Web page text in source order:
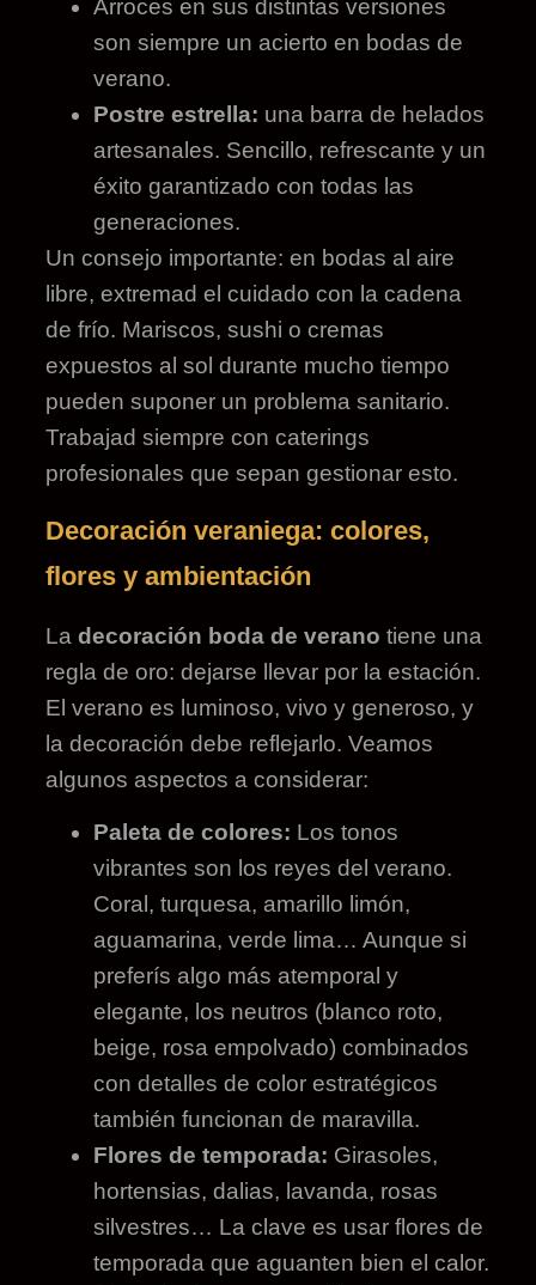
Arroces en sus distintas versiones
son siempre un acierto en bodas de
verano.
Postre estrella: una barra de helados
artesanales. Sencillo, refrescante y un
éxito garantizado con todas las
generaciones.
Un consejo importante: en bodas al aire
libre, extremad el cuidado con la cadena
de frío. Mariscos, sushi o cremas
expuestos al sol durante mucho tiempo
pueden suponer un problema sanitario.
Trabajad siempre con caterings
profesionales que sepan gestionar esto.
Decoración veraniega: colores,
flores y ambientación
Ladecoración boda de verano tiene una
regla de oro: dejarse llevar por la estación.
El verano es luminoso, vivo y generoso, y
la decoración debe reflejarlo. Veamos
algunos aspectos a considerar:
Paleta de colores: Los tonos
vibrantes son los reyes del verano.
Coral, turquesa, amarillo limón,
aguamarina, verde lima… Aunque si
preferís algo más atemporal y
elegante, los neutros (blanco roto,
beige, rosa empolvado) combinados
con detalles de color estratégicos
también funcionan de maravilla.
Flores de temporada: Girasoles,
hortensias, dalias, lavanda, rosas
silvestres… La clave es usar flores de
temporada que aguanten bien el calor.